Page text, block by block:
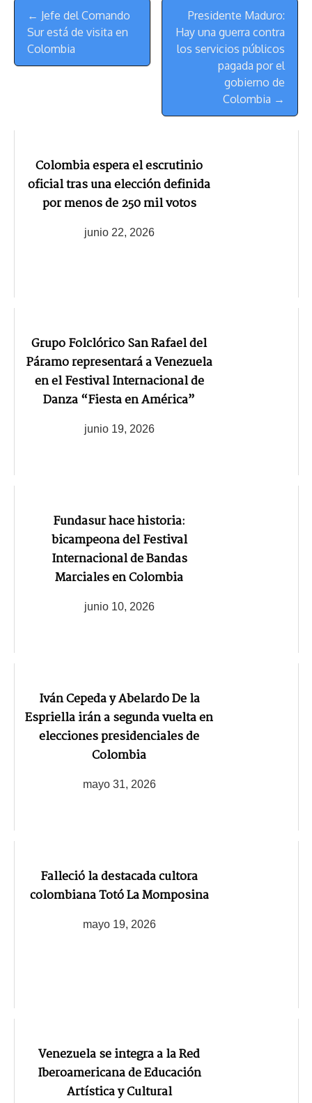
k m
Menú
de
Navegación
← Jefe del Comando
Sur está de visita en
Colombia
Presidente Maduro:
Hay una guerra contra
los servicios públicos
pagada por el
gobierno de
Colombia →
Colombia espera el escrutinio
oficial tras una elección definida
por menos de 250 mil votos
junio 22, 2026
Grupo Folclórico San Rafael del
Páramo representará a Venezuela
en el Festival Internacional de
Danza “Fiesta en América”
junio 19, 2026
Fundasur hace historia:
bicampeona del Festival
Internacional de Bandas
Marciales en Colombia
junio 10, 2026
Iván Cepeda y Abelardo De la
Espriella irán a segunda vuelta en
elecciones presidenciales de
Colombia
mayo 31, 2026
Falleció la destacada cultora
colombiana Totó La Momposina
mayo 19, 2026
Venezuela se integra a la Red
Iberoamericana de Educación
Artística y Cultural